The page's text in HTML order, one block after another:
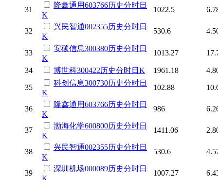
31
隆鑫通用603766历史分时日
K
1022.5
32
兴民智通002355历史分时日
K
530.6
33
安硕信息300380历史分时日
K
1013.27
34 博世科300422历史分时日K 1961.18
35
科创信息300730历史分时日
K
102.88
36
隆鑫通用603766历史分时日
K
986
37
渤海化学600800历史分时日
K
1411.06
38
兴民智通002355历史分时日
K
530.6
39
深圳机场000089历史分时日
K
1007.27